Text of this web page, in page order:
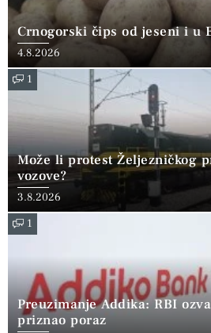
Crnogorski čips od jeseni i u
4.8.2026
1
Može li protest Željezničkog
vozove?
3.8.2026
1
Preuzimanje Addika: RBI
priznao poraz